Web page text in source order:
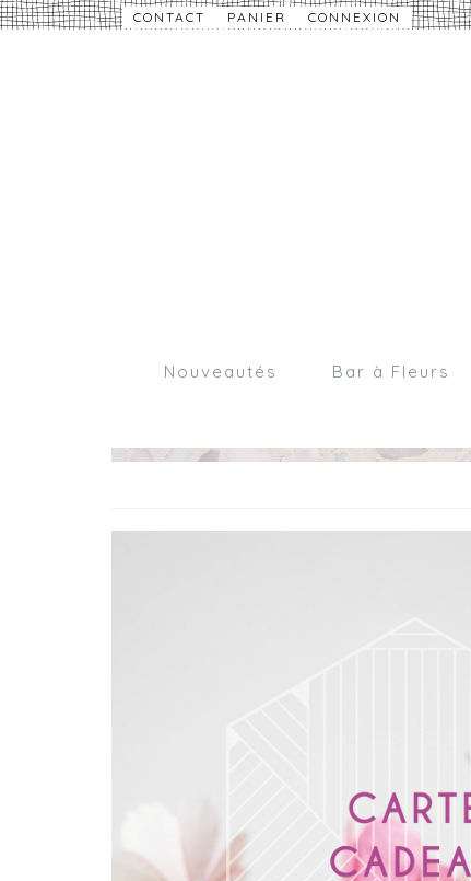
CONTACT PANIER CONNEXION
Nouveautés Bar à Fleurs